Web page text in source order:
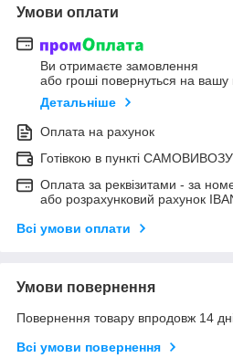
Умови оплати
Ви отримаєте замовлення
або гроші повернуться на вашу
Детальніше
Оплата на рахунок
Готівкою в пункті САМОВИВОЗУ
Оплата за реквізитами - за
або розрахунковий рахунок
Всі умови оплати
Умови повернення
Повернення товару впродовж 14
Всі умови повернення